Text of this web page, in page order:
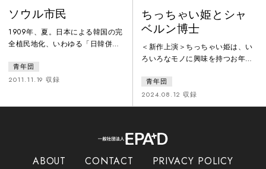
ソウル市民
1909年、夏。日本による韓国の完
全植民地化、いわゆる「日韓併
の呼び名は漢城）で文房具店を経
営する篠崎家の一日が淡々と描か
されていく。初演以来22年、国内
ィニヨンをも震撼させた平田オリ
青年団
2011.11.19 収録
ちっちゃい姫とシャ
ベルン博士
＜新作上演＞ちっちゃい姫は、い
ろいろなモノに興味を持つお年頃
ゴって言うの？」「どうして国に
よって言葉が違うの？」そんな無
理な質問をして家来たちを困らせ
に少しずつ、言葉の不思議につい
青年団
2024.08.12 収録
ABOUT CONTACT PRIVACY POLICY